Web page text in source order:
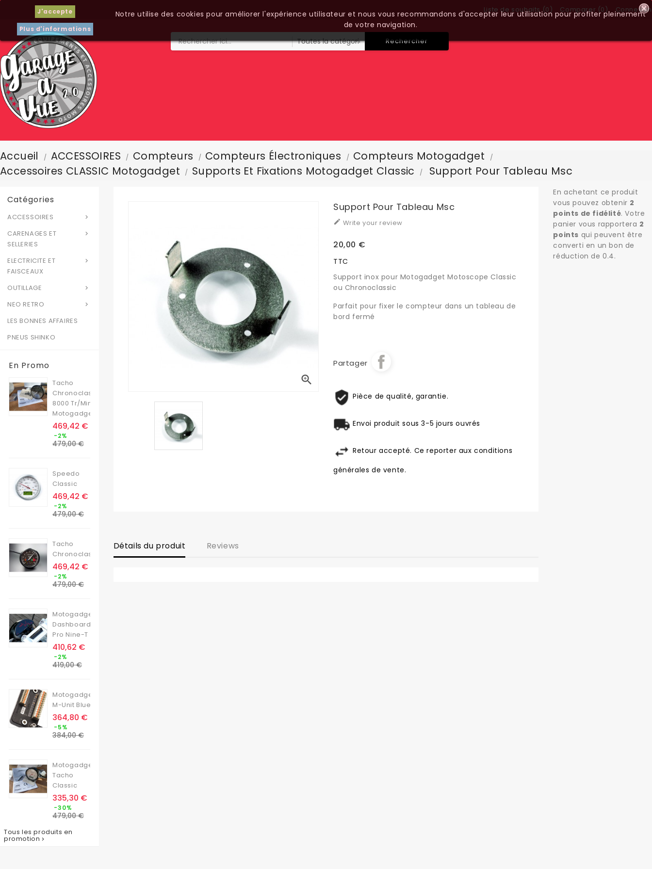
Connexion
Comparer (0)
Liste de souhaits (0)
Rechercher
J'accepte
Plus d'informations
Notre utilise des cookies pour améliorer l'expérience utilisateur et nous vous recommandons d'accepter leur utilisation pour profiter pleinement
de votre navigation.
Accueil ACCESSOIRES Compteurs Compteurs Électroniques
Compteurs Motogadget
Accessoires CLASSIC Motogadget
Supports Et Fixations Motogadget Classic Support Pour Tableau Msc
Catégories

ACCESSOIRES

CARENAGES ET
SELLERIES

ELECTRICITE ET
FAISCEAUX

OUTILLAGE

NEO RETRO
LES BONNES AFFAIRES
PNEUS SHINKO
En Promo
Tacho
Chronoclassic
8000 Tr/min
Motogadget
Prix
469,42 €
-2%
de
479,00 €
Speedo
Classic
Prix
469,42 €
-2%
de
479,00 €
Tacho
Chronoclassic
Prix
469,42 €
-2%
de
479,00 €
Motogadget
Dashboard
Pro Nine-T
Prix
410,62 €
-2%
de
419,00 €
Motogadget
M-Unit Blue
Prix
364,80 €
-5%
de
384,00 €
Motogadget
Tacho
Classic
Prix
335,30 €
-30%
de
479,00 €
Tous les produits en
promotion 

Support Pour Tableau Msc
 Write your review
20,00 €
TTC
Support inox pour Motogadget Motoscope Classic
ou Chronoclassic
Parfait pour fixer le compteur dans un tableau de
bord fermé
Partager
Pièce de qualité, garantie.
Envoi produit sous 3-5 jours ouvrés
Retour accepté. Ce reporter aux conditions
générales de vente.
Détails du produit Reviews
En achetant ce produit
vous pouvez obtenir 2
points de fidélité. Votre
panier vous rapportera 2
points qui peuvent être
converti en un bon de
réduction de0.4.